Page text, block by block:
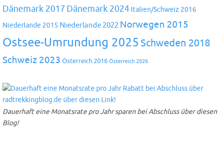
Dänemark 2017 Dänemark 2024 Italien/Schweiz 2016
Niederlande 2015 Niederlande 2022 Norwegen 2015
Ostsee-Umrundung 2025 Schweden 2018
Schweiz 2023 Österreich 2016 Österreich 2026
Dauerhaft eine Monatsrate pro Jahr sparen bei Abschluss über diesen
Blog!